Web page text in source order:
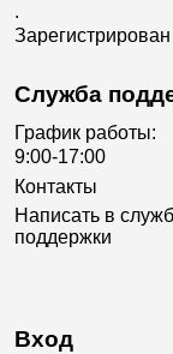
.
Служба
График работы:
9:00-17:00
Контакты
Написать в
поддержки
Вход